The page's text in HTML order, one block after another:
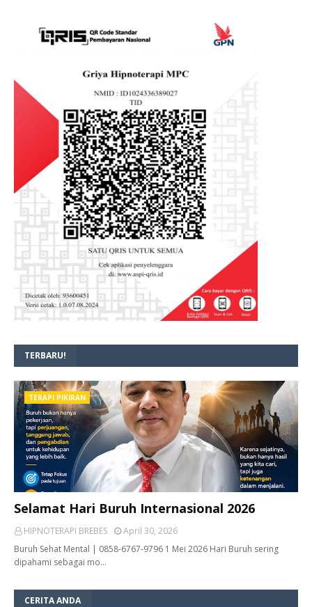
TERBARU!
TERAPI PIKIRAN
Selamat Hari Buruh Internasional 2026
HIPNOTERAPI BREBES
April 30, 2026
Buruh Sehat Mental | 0858-6767-9796 1 Mei 2026 Hari Buruh sering
dipahami sebagai mo…
CERITA ANDA